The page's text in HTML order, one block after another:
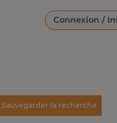
Connexion /
Télécharger une
Sauvegarder la recherche